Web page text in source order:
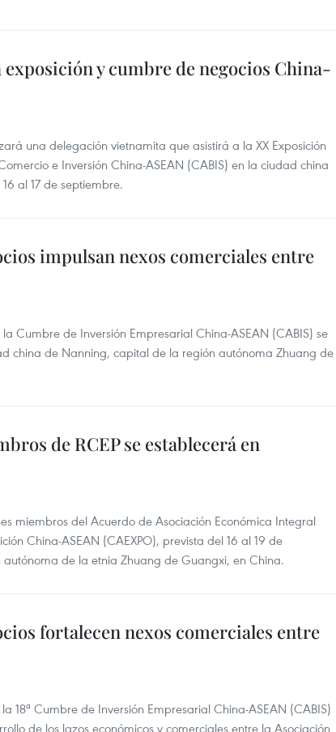
y cumbre de negocios China-
una delegación vietnamita que asistirá a la XX Exposición
e Inversión China-ASEAN (CABIS) en la ciudad china
al 17 de septiembre.
impulsan nexos comerciales entre
la Cumbre de Inversión Empresarial China-ASEAN (CABIS) se
china de Nanning, capital de la región autónoma Zhuang de
de RCEP se establecerá en
miembros del Acuerdo de Asociación Económica Integral
China-ASEAN (CAEXPO), prevista del 16 al 19 de
de la etnia Zhuang de Guangxi, en China.
fortalecen nexos comerciales entre
18ª Cumbre de Inversión Empresarial China-ASEAN (CABIS)
de los lazos económicos y comerciales entre la Asociación